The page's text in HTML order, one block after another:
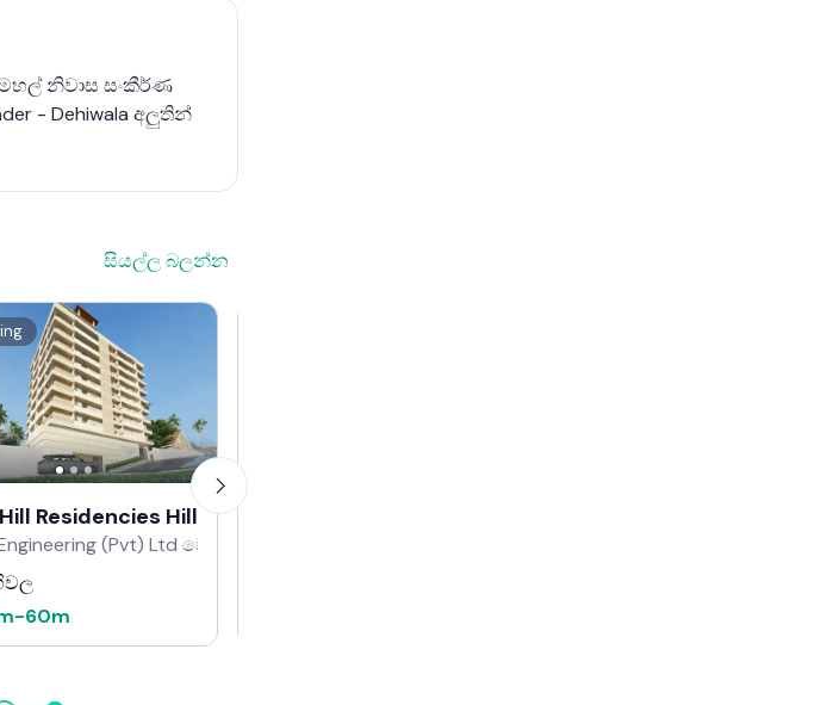
මහල් නිවාස සංකීර්ණ
- Dehiwala අලුතින්
සියල්ල බලන්න
Residencies Hill House Garden
(Pvt) Ltd වෙතින්
-60m